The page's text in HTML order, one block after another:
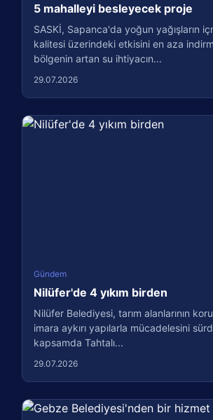
5 mahalleyi besleyecek proje
SASKİ, Sapanca'da yoğun yağışların
kalitesi üzerindeki etkisini en aza
bölgenin artan su ihtiyacın...
29.07.2026
Gündem
Nilüfer'de 4 yıkım birden
Nilüfer Belediyesi, tarım alanlarının
imara aykırı yapılarla mücadelesini
kapsamda Tahtalı...
29.07.2026